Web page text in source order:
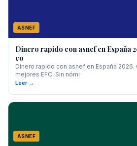
ASNEF
Dinero rapido con asnef en España
co
Dinero rapido con asnef en España 2026.
mejores EFC. Sin nómi
Leer →
ASNEF